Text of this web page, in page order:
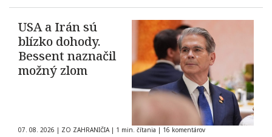
USA a Irán sú
blízko dohody.
Bessent naznačil
možný zlom
07. 08. 2026 | ZO ZAHRANIČIA | 1 min. čítania | 16 komentárov